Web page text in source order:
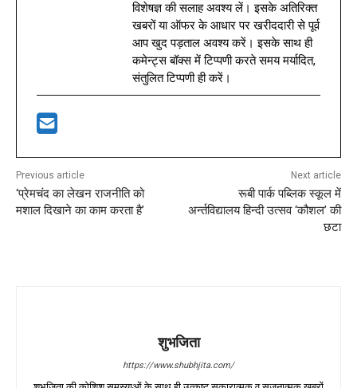
विशेषज्ञ की सलाह अवश्य लें। इसके अतिरिक्त
खबरों या ऑफर के आधार पर खरीददारी से पूर्व
आप खुद पड़ताल अवश्य करें। इसके साथ ही
कमेन्ट्स बॉक्स में टिप्पणी करते समय मर्यादित,
संतुलित टिप्पणी ही करें।
Previous article
‘प्रेमचंद का लेखन राजनीति को
मशाल दिखाने का काम करता है’
Next article
रूबी पार्क पब्लिक स्कूल में
अर्न्तविद्यालय हिन्दी उत्सव ‘कौशल’ की
छटा
शुभजिता
https://www.shubhjita.com/